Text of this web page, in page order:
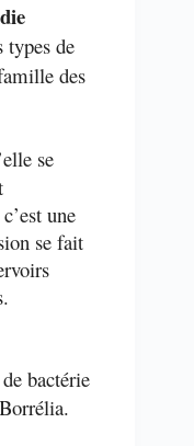
types de
des
se
une
se fait
bactérie